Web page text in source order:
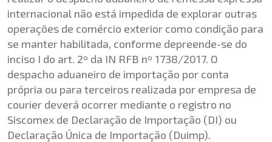
internacional não está impedida de explorar outras
operações de comércio exterior como condição para
se manter habilitada, conforme depreende-se do
inciso I do art. 2º da IN RFB nº 1738/2017. O
despacho aduaneiro de importação por conta
própria ou para terceiros realizada por empresa de
courier deverá ocorrer mediante o registro no
Siscomex de Declaração de Importação (DI) ou
Declaração Única de Importação (Duimp).